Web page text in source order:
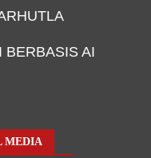
BERBASIS AI
MEDIA